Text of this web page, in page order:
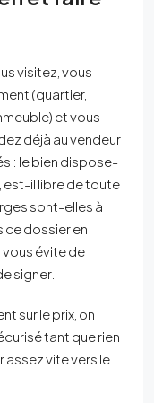
visitez, vous
(quartier,
et vous
déjà au vendeur
: le bien dispose-
est-il libre de toute
sont-elles à
ce dossier en
évite de
signer.
sur le prix, on
tant que rien
assez vite vers le